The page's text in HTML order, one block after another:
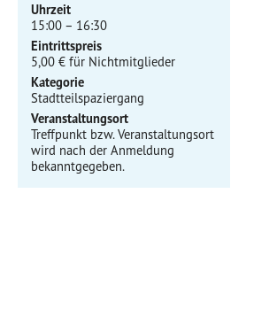
Uhrzeit
15:00 – 16:30
Eintrittspreis
5,00 € für Nichtmitglieder
Kategorie
Stadtteilspaziergang
Veranstaltungsort
Treffpunkt bzw. Veranstaltungsort
wird nach der Anmeldung
bekanntgegeben.